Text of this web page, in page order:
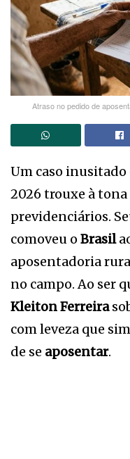
Atraso no pedido de
Um caso
2026 trouxe à
previdenciários.
comoveu o Brasil
aposentadoria
no campo. Ao ser
Kleiton Ferreira
com leveza que
de se aposentar.